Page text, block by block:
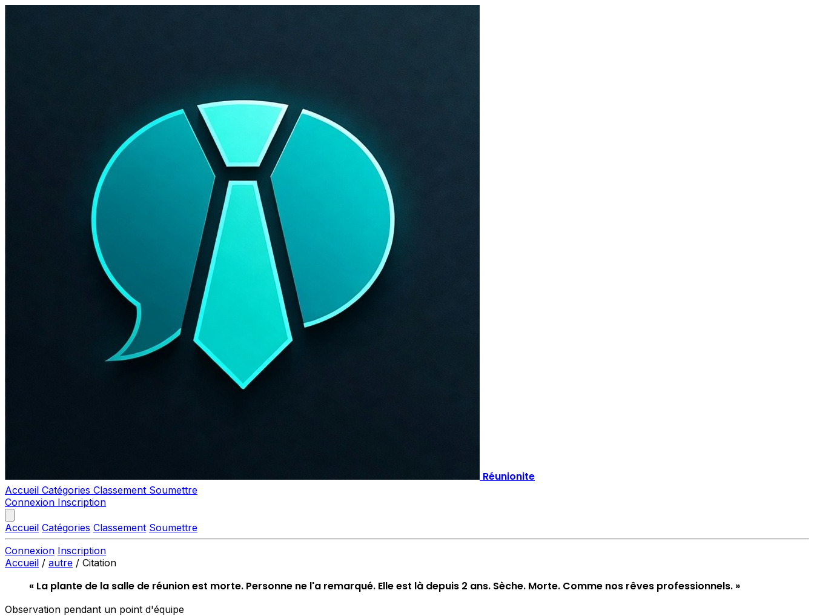
Réunionite
Accueil Catégories Classement Soumettre
Connexion Inscription
Accueil Catégories Classement Soumettre
Connexion Inscription
Accueil / autre / Citation
« La plante de la salle de réunion est morte. Personne ne l'a remarqué. Elle est là depuis 2 ans. Sèche. Morte. Comme nos rêves professionnels. »
Observation pendant un point d'équipe